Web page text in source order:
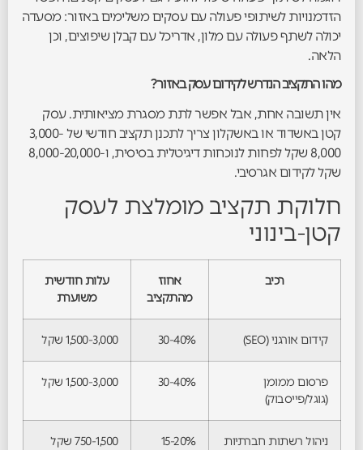
הזדמנויות לשיתופי פעולה עם עסקים משלימים באזור: מסעדה
יכולה לשתף פעולה עם מלון, אדריכל עם קבלן שיפוצים, וכן
הלאה.
מהו התקציב הנדרש לקידום עסק באזור?
אין תשובה אחת, אבל אפשר לתת מסגרת מציאותית. עסק
קטן באשדוד או באשקלון צריך לתכנן תקציב חודשי של 3,000-
8,000 שקל לפחות לנוכחות דיגיטלית בסיסית, ו-8,000-20,000
שקל לקידום אגרסיבי.
חלוקת תקציב מומלצת לעסק
קטן-בינוני
רכיב
אחוז
מהתקציב
עלות חודשית
משוערת
קידום אורגני (SEO) 30-40% 1,500-3,000 שקל
פרסום ממומן
(גוגל/פייסבוק)
30-40% 1,500-3,000 שקל
ניהול רשתות חברתיות 15-20% 750-1,500 שקל